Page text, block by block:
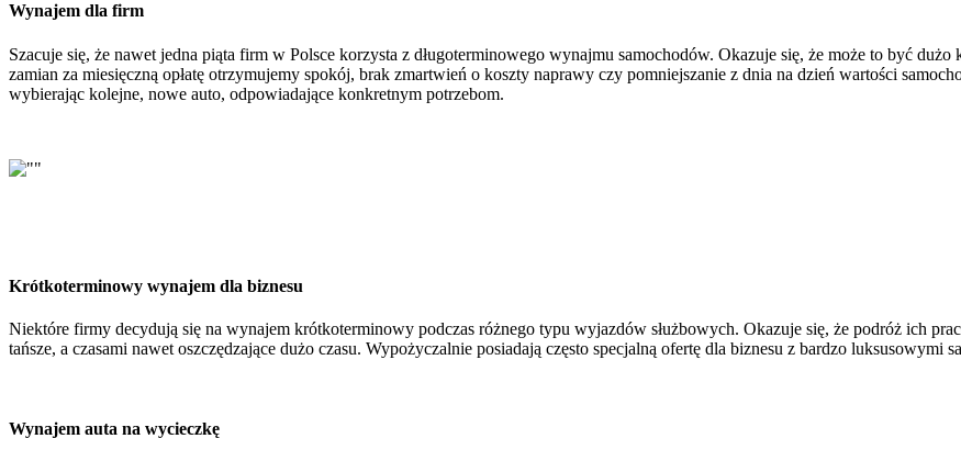
Wynajem dla firm
Szacuje się, że nawet jedna piąta firm w Polsce korzysta z długoterminowego wynajmu samochodów. Okazuje się, że może to być
zamian za miesięczną opłatę otrzymujemy spokój, brak zmartwień o koszty naprawy czy pomniejszanie z dnia na dzień wartości
wybierając kolejne, nowe auto, odpowiadające konkretnym potrzebom.
Krótkoterminowy wynajem dla biznesu
Niektóre firmy decydują się na wynajem krótkoterminowy podczas różnego typu wyjazdów służbowych. Okazuje się, że podróż ich
tańsze, a czasami nawet oszczędzające dużo czasu. Wypożyczalnie posiadają często specjalną ofertę dla biznesu z bardzo luksusowymi
Wynajem auta na wycieczkę